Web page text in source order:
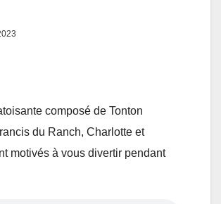
composé de Tonton
du Ranch, Charlotte et
motivés à vous divertir pendant